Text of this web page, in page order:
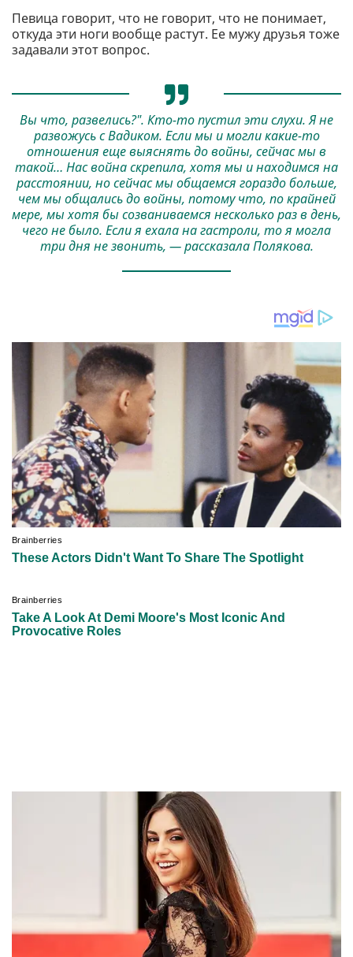
Певица говорит, что не говорит, что не понимает,
откуда эти ноги вообще растут. Ее мужу друзья тоже
задавали этот вопрос.
Вы что, развелись?". Кто-то пустил эти слухи. Я не
развожусь с Вадиком. Если мы и могли какие-то
отношения еще выяснять до войны, сейчас мы в
такой… Нас война скрепила, хотя мы и находимся на
расстоянии, но сейчас мы общаемся гораздо больше,
чем мы общались до войны, потому что, по крайней
мере, мы хотя бы созваниваемся несколько раз в день,
чего не было. Если я ехала на гастроли, то я могла
три дня не звонить, — рассказала Полякова.